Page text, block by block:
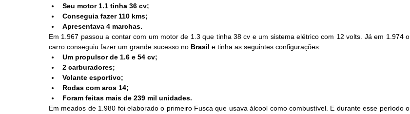
Seu motor 1.1 tinha 36 cv;
Conseguia fazer 110 kms;
Apresentava 4 marchas.
Em 1.967 passou a contar com um motor de 1.3 que tinha 38 cv e um sistema elétrico com 12 volts. Já em 1.974 o
carro conseguiu fazer um grande sucesso no Brasil e tinha as seguintes configurações:
Um propulsor de 1.6 e 54 cv;
2 carburadores;
Volante esportivo;
Rodas com aros 14;
Foram feitas mais de 239 mil unidades.
Em meados de 1.980 foi elaborado o primeiro Fusca que usava álcool como combustível. E durante esse período o